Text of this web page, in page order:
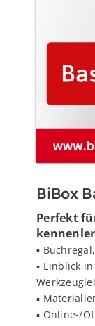
BiBox
Perfekt
▪️
▪️ Einblick
▪️
▪️ Online-/